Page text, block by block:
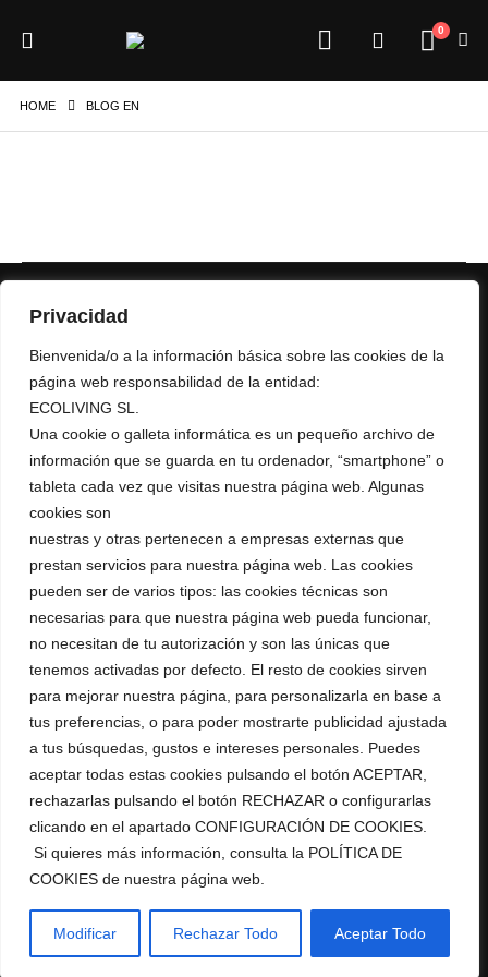
Privacidad
Bienvenida/o a la información básica sobre las cookies de la
página web responsabilidad de la entidad:
ECOLIVING SL.
Una cookie o galleta informática es un pequeño archivo de
información que se guarda en tu ordenador, “smartphone” o
tableta cada vez que visitas nuestra página web. Algunas
cookies son
nuestras y otras pertenecen a empresas externas que
prestan servicios para nuestra página web. Las cookies
pueden ser de varios tipos: las cookies técnicas son
necesarias para que nuestra página web pueda funcionar,
no necesitan de tu autorización y son las únicas que
tenemos activadas por defecto. El resto de cookies sirven
para mejorar nuestra página, para personalizarla en base a
tus preferencias, o para poder mostrarte publicidad ajustada
a tus búsquedas, gustos e intereses personales. Puedes
aceptar todas estas cookies pulsando el botón ACEPTAR,
rechazarlas pulsando el botón RECHAZAR o configurarlas
clicando en el apartado CONFIGURACIÓN DE COOKIES.
Si quieres más información, consulta la POLÍTICA DE
COOKIES de nuestra página web.
Modificar Rechazar Todo Aceptar Todo
0
HOME BLOG EN
+ 34 967 16 04 64
AURUMRED@AURUMRED.COM
Shop Conditions
Privacy
Cookies
Legal Advise
RGPD
Shop
My Account
Shop
© Copyright AurumRed. All Rights Reserved.